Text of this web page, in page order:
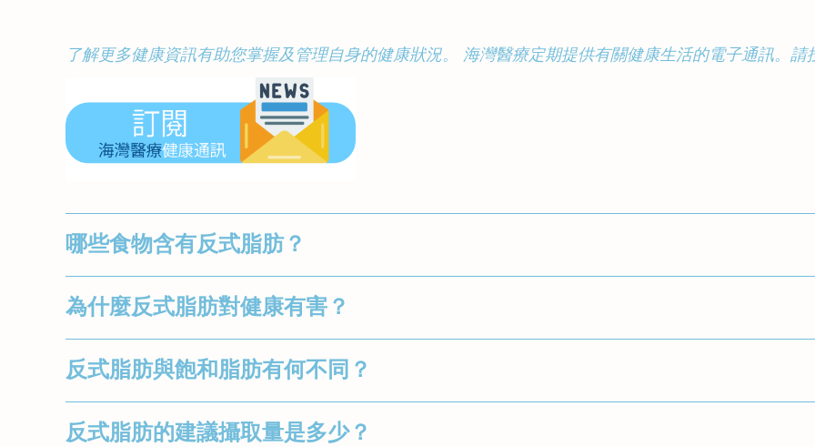
了解更多健康資訊有助您掌握及管理自身的健康狀況。 海灣醫療定期提供有關健康生活的電子通訊。請
哪些食物含有反式脂肪？
以氫化植物油為原料，或在烹飪過程中使用氫化植物油的油炸和烘焙食品是飲食中反式脂肪的主要
為什麼反式脂肪對健康有害？
反式脂肪可以增加我們體內低密度脂蛋白（LDL）膽固醇（也是「壞」膽固醇）的水平，同時降低
反式脂肪與飽和脂肪有何不同？
飽和脂肪在室溫下呈固態，因此很容易被辨識。飽和脂肪在牛油和豬油等動物脂肪，以及椰子油和
反式脂肪的建議攝取量是多少？